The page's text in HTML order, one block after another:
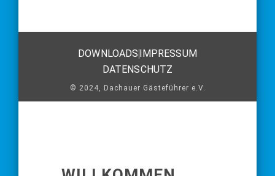
DOWNLOADS IMPRESSUM
DATENSCHUTZ
© 2024, Dachauer Gästeführer e.V.